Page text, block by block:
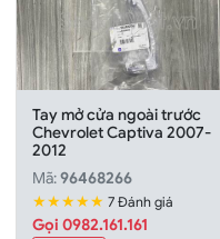
Tay mở cửa ngoài trước
Chevrolet Captiva 2007-
2012
Mã:96468266
★★★★★ 7 Đánh giá
Gọi 0982.161.161